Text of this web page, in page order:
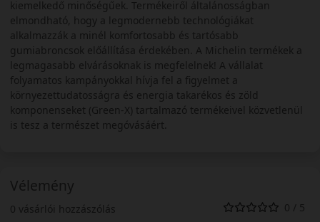
kiemelkedő minőségűek. Termékeiről általánosságban
elmondható, hogy a legmodernebb technológiákat
alkalmazzák a minél komfortosabb és tartósabb
gumiabroncsok előállítása érdekében. A Michelin termékek a
legmagasabb elvárásoknak is megfelelnek! A vállalat
folyamatos kampányokkal hívja fel a figyelmet a
környezettudatosságra és energia takarékos és zöld
komponenseket (Green-X) tartalmazó termékeivel közvetlenül
is tesz a természet megóvásáért.
Vélemény
0 vásárlói hozzászólás 0 / 5